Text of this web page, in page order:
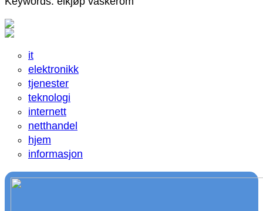
it
elektronikk
tjenester
teknologi
internett
netthandel
hjem
informasjon